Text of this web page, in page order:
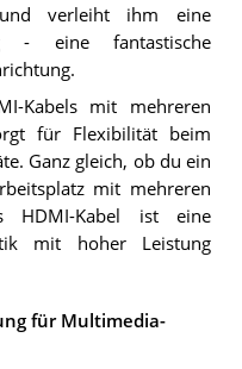
und verleiht ihm eine
- eine fantastische
Kabels mit mehreren
für Flexibilität beim
Ganz gleich, ob du ein
mit mehreren
HDMI-Kabel ist eine
mit hoher Leistung
für Multimedia-